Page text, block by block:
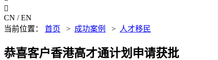

CN / EN
当前位置： 首页 > 成功案例 > 人才移民
恭喜客户香港高才通计划申请获批